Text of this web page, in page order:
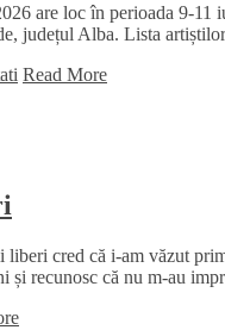
are loc în perioada 9-11
județul Alba. Lista
Read More
liberi cred că i-am văzut
și recunosc că nu m-au